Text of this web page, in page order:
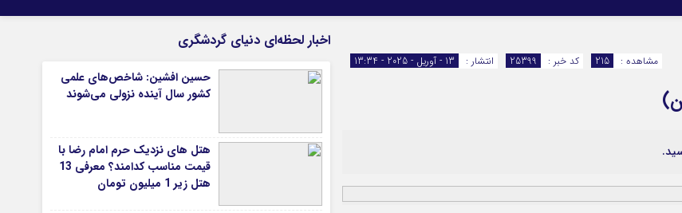
اینستاگرام
گزارش‌های خبری میراث فرهنگی
بانک و بیمه و فارکس
ارزدیجیتال
صنعت و تجارت و خدمات
اقتصاد گردشگری
خودرو
انتشار :
13 - آوریل - 2025 - 13:34 کد خبر : 25399 مشاهده : 215
اخبار لحظه‌ای دنیای گردشگری
حسین افشین: شاخص‌های علمی
کشور سال آینده نزولی می‌شوند
هتل های نزدیک حرم امام رضا با
قیمت مناسب کدامند؟ معرفی 13
هتل زیر 1 میلیون تومان